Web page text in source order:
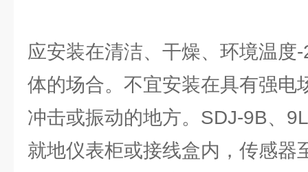
应安装在清洁、干燥、环境温
体的场合。不宜安装在具有强电
冲击或振动的地方。SDJ-9B、
就地仪表柜或接线盒内，传感器